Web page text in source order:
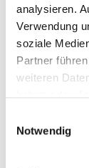
analysieren.
Verwendung
soziale
Partner
weiteren
haben oder
Notwendig
zwar mit
Vorteilen